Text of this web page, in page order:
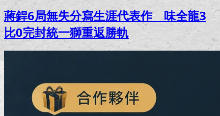
蔣銲6局無失分寫生涯代表作 味全龍3
比0完封統一獅重返勝軌